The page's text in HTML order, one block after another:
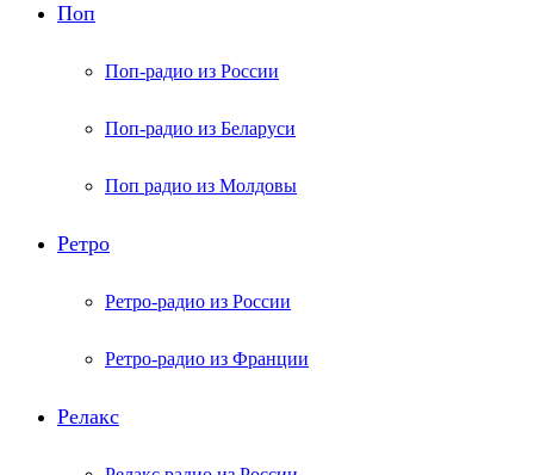
Поп
Поп-радио из России
Поп-радио из Беларуси
Поп радио из Молдовы
Ретро
Ретро-радио из России
Ретро-радио из Франции
Релакс